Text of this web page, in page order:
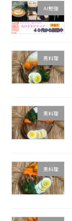
AI勉強
男料理
男料理
男料理